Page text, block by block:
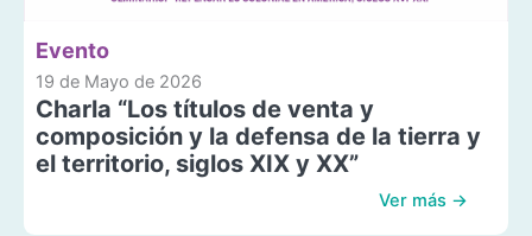
Evento
19 de Mayo de 2026
Charla “Los títulos de venta y
composición y la defensa de la tierra y
el territorio, siglos XIX y XX”
Ver más →